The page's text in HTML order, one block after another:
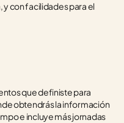
con facilidades para el
que definiste para
obtendrás la información
e incluye más jornadas